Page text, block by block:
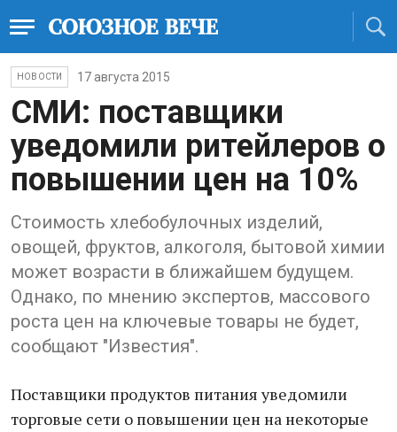
НОВОСТИ 17 августа 2015
СМИ: поставщики
уведомили ритейлеров о
повышении цен на 10%
Стоимость хлебобулочных изделий,
овощей, фруктов, алкоголя, бытовой химии
может возрасти в ближайшем будущем.
Однако, по мнению экспертов, массового
роста цен на ключевые товары не будет,
сообщают "Известия".
Поставщики продуктов питания уведомили
торговые сети о повышении цен на некоторые